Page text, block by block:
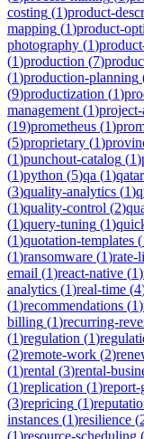
costing (1)product-
mapping (1)product-
photography (1)
(1)production (7)
(1)production-planning
(9)productization (1)
management (1)
(19)prometheus (1)
(5)proprietary (1)
(1)punchout-catalog (1)
(1)python (5)qa (1)qatar
(3)quality-analytics (1)
(1)quality-control (2)
(1)query-tuning (1)
(1)quotation-templates (
(1)ransomware (1)rate-
email (1)react-native (1)
analytics (1)real-time (4
(1)recommendations (1)
billing (1)recurring-
(1)regulation (1)
(2)remote-work (2)
(1)rental (3)rental-
(1)replication (1)report-
(3)repricing (1)
instances (1)resilience (
(1)resource-scheduling (